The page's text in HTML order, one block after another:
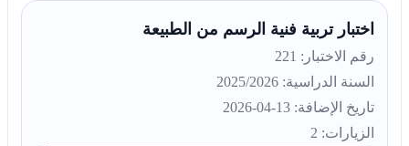
اختبار تربية فنية الرسم من الطبيعة
رقم الاختبار: 221
السنة الدراسية: 2025/2026
تاريخ الإضافة: 13-04-2026
الزيارات: 2